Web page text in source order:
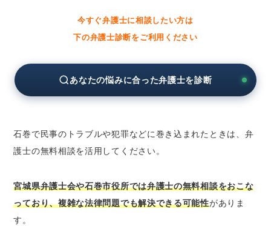
宮城県弁護士会の無料法律相談
法テラスの無料法律相談
石巻の弁護士に相続問題の無料法律相談をし
石巻の弁護士に離婚問題の無料法律相談をし
たいとき
たいとき
石巻の弁護士に労働問題の無料法律相談をし
たいとき
今すぐ弁護士に相談したい方は
下の弁護士診断をご利用ください
あなたの悩みに合った弁護士を診断
石巻で民事のトラブルや犯罪などに巻き込まれたときは、弁
護士の無料相談を活用してください。
宮城県弁護士会や石巻市役所では弁護士の無料相談をおこな
っており、複雑な法律問題でも解決できる可能性がありま
す。